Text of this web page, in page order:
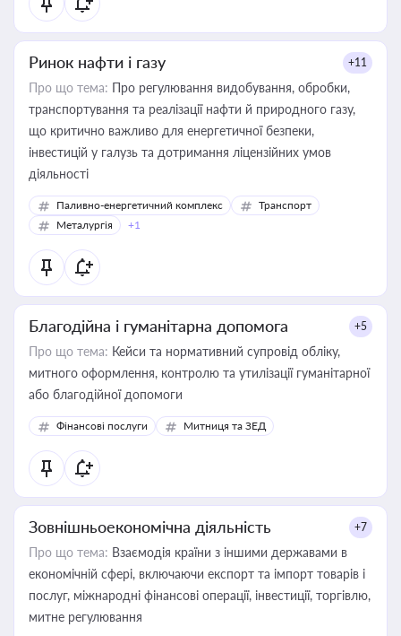
Ринок нафти і газу +11
Про що тема: Про регулювання видобування, обробки,
транспортування та реалізації нафти й природного газу,
що критично важливо для енергетичної безпеки,
інвестицій у галузь та дотримання ліцензійних умов
діяльності
Паливно-енергетичний комплекс
Транспорт
Металургія
+1
Благодійна і гуманітарна допомога +5
Про що тема: Кейси та нормативний супровід обліку,
митного оформлення, контролю та утилізації гуманітарної
або благодійної допомоги
Фінансові послуги Митниця та ЗЕД
Зовнішньоекономічна діяльність +7
Про що тема: Взаємодія країни з іншими державами в
економічній сфері, включаючи експорт та імпорт товарів і
послуг, міжнародні фінансові операції, інвестиції, торгівлю,
митне регулювання